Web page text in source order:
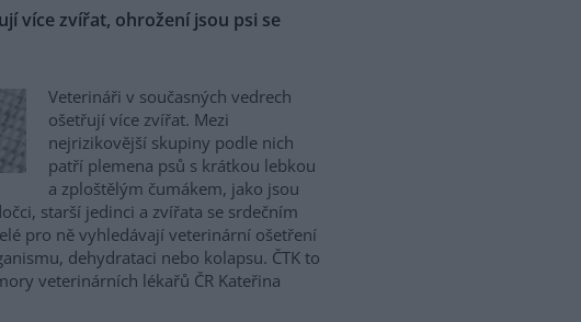
více zvířat, ohrožení jsou psi se
Veterináři v současných vedrech
ošetřují více zvířat. Mezi
nejrizikovější skupiny podle nich
patří plemena psů s krátkou lebkou
a zploštělým čumákem, jako jsou
starší jedinci a zvířata se srdečním
pro ně vyhledávají veterinární ošetření
dehydrataci nebo kolapsu. ČTK to
veterinárních lékařů ČR Kateřina